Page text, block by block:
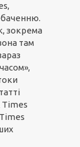
зокрема
там
Times